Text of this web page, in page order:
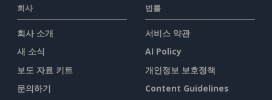
회사
회사 소개
새 소식
보도 자료 키트
문의하기
법률
서비스 약관
AI Policy
개인정보 보호정책
Content Guidelines